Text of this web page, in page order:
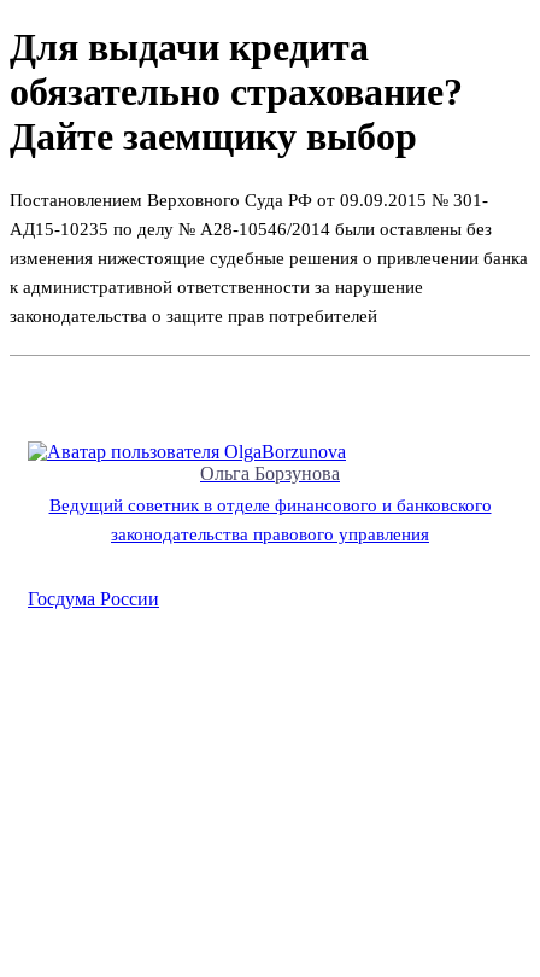
Для выдачи кредита
обязательно страхование?
Дайте заемщику выбор
Постановлением Верховного Суда РФ от 09.09.2015 № 301-
АД15-10235 по делу № А28-10546/2014 были оставлены без
изменения нижестоящие судебные решения о привлечении банка
к административной ответственности за нарушение
законодательства о защите прав потребителей
Ольга Борзунова
Ведущий советник в отделе финансового и банковского
законодательства правового управления
Госдума России